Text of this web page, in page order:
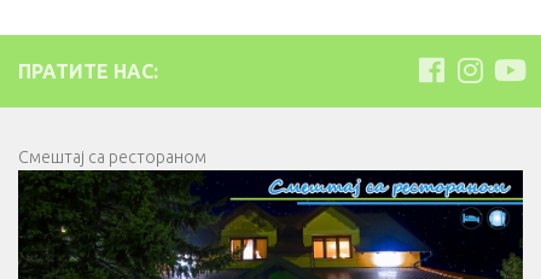
ПРАТИТЕ НАС:
Смештај са рестораном